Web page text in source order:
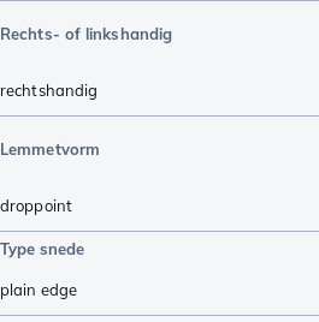
Rechts- of linkshandig
rechtshandig
Lemmetvorm
droppoint
Type snede
plain edge